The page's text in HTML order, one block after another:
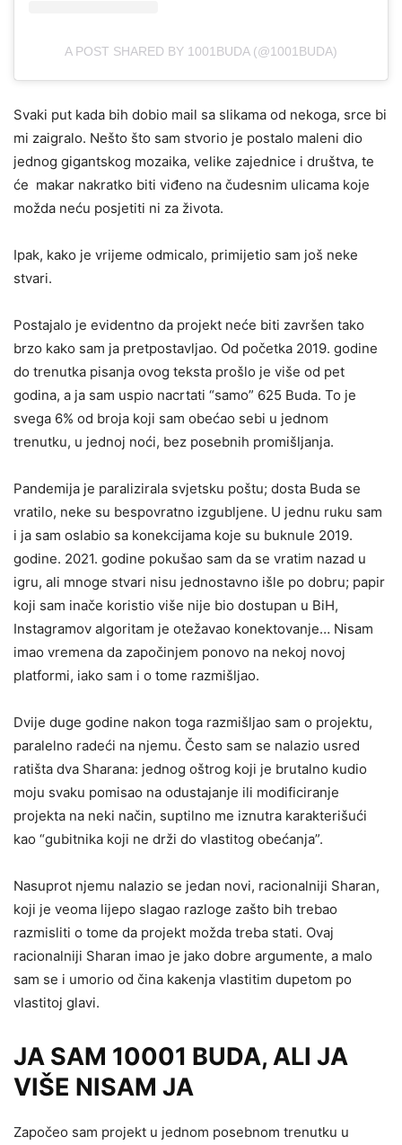
A POST SHARED BY 1001BUDA (@1001BUDA)
Svaki put kada bih dobio mail sa slikama od nekoga, srce bi
mi zaigralo. Nešto što sam stvorio je postalo maleni dio
jednog gigantskog mozaika, velike zajednice i društva, te
će makar nakratko biti viđeno na čudesnim ulicama koje
možda neću posjetiti ni za života.
Ipak, kako je vrijeme odmicalo, primijetio sam još neke
stvari.
Postajalo je evidentno da projekt neće biti završen tako
brzo kako sam ja pretpostavljao. Od početka 2019. godine
do trenutka pisanja ovog teksta prošlo je više od pet
godina, a ja sam uspio nacrtati “samo” 625 Buda. To je
svega 6% od broja koji sam obećao sebi u jednom
trenutku, u jednoj noći, bez posebnih promišljanja.
Pandemija je paralizirala svjetsku poštu; dosta Buda se
vratilo, neke su bespovratno izgubljene. U jednu ruku sam
i ja sam oslabio sa konekcijama koje su buknule 2019.
godine. 2021. godine pokušao sam da se vratim nazad u
igru, ali mnoge stvari nisu jednostavno išle po dobru; papir
koji sam inače koristio više nije bio dostupan u BiH,
Instagramov algoritam je otežavao konektovanje… Nisam
imao vremena da započinjem ponovo na nekoj novoj
platformi, iako sam i o tome razmišljao.
Dvije duge godine nakon toga razmišljao sam o projektu,
paralelno radeći na njemu. Često sam se nalazio usred
ratišta dva Sharana: jednog oštrog koji je brutalno kudio
moju svaku pomisao na odustajanje ili modificiranje
projekta na neki način, suptilno me iznutra karakterišući
kao “gubitnika koji ne drži do vlastitog obećanja”.
Nasuprot njemu nalazio se jedan novi, racionalniji Sharan,
koji je veoma lijepo slagao razloge zašto bih trebao
razmisliti o tome da projekt možda treba stati. Ovaj
racionalniji Sharan imao je jako dobre argumente, a malo
sam se i umorio od čina kakenja vlastitim dupetom po
vlastitoj glavi.
JA SAM 10001 BUDA, ALI JA
VIŠE NISAM JA
Započeo sam projekt u jednom posebnom trenutku u